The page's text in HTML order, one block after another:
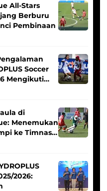
All-Stars
Berburu
Pembinaan
Soccer
Mengikuti
di
Menemukan
ke Timnas
2026: